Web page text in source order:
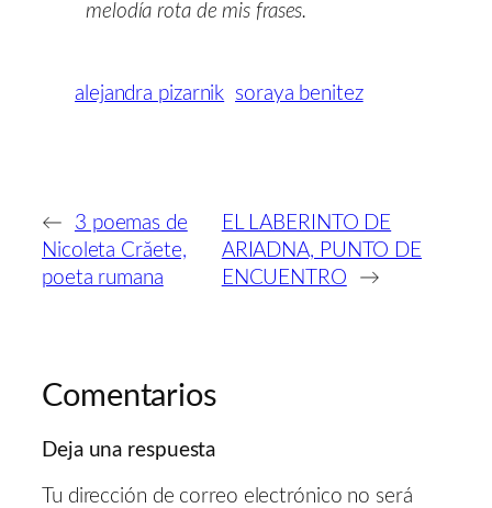
melodía rota de mis frases.
alejandra pizarnik soraya benitez
←
3 poemas de
Nicoleta Crăete,
poeta rumana
EL LABERINTO DE
ARIADNA, PUNTO DE
ENCUENTRO
→
Comentarios
Deja una respuesta
Tu dirección de correo electrónico no será